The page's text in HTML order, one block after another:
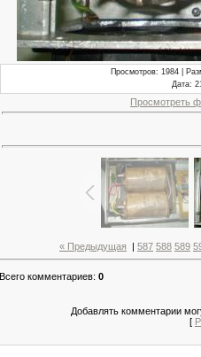
Просмотров: 1984 |
Дата:
Просмотреть
« Предыдущая | 587 588 589
Всего комментариев: 0
Добавлять комментарии
[